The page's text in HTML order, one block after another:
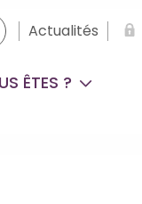
Actualités
ÊTES ?